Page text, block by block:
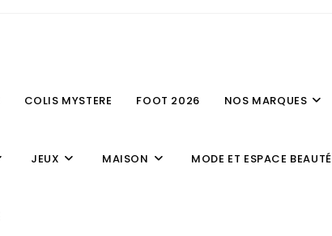
COLIS MYSTERE FOOT 2026 NOS MARQUES
JEUX MAISON MODE ET ESPACE BEAUTÉ